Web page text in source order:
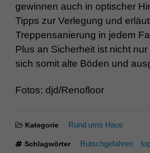
gewinnen auch in optischer
Tipps zur Verlegung und
Treppensanierung in jedem
Plus an Sicherheit ist nicht
sich somit alte Böden und
Fotos: djd/Renofloor
Kategorie Rund ums Haus
Schlagwörter Rutschgefahren